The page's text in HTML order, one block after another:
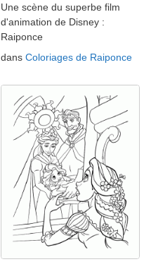
Une scène du superbe film
d'animation de Disney :
Raiponce
dans Coloriages de Raiponce